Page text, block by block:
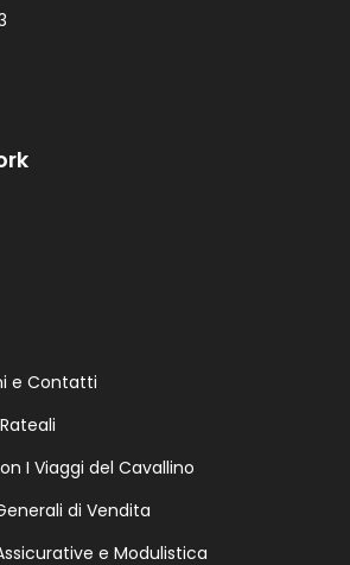
e Contatti
I Viaggi del Cavallino
di Vendita
e Modulistica